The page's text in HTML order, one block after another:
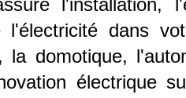
l'installation,
l'électricité dans
la domotique,
électrique